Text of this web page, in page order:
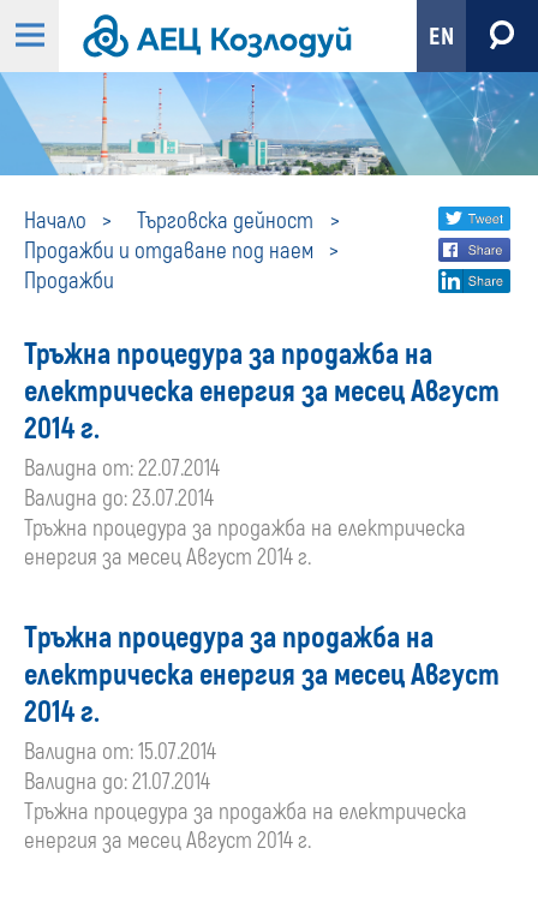
EN
Начало
Търговска дейност
Продажби и отдаване под наем
Продажби
ПродажбиShare
social
Тръжна процедура за продажба на
електрическа енергия за месец Август
2014 г.
Валидна от: 22.07.2014
Валидна до: 23.07.2014
Тръжна процедура за продажба на електрическа
енергия за месец Август 2014 г.
Tръжна процедура за продажба на
електрическа енергия за месец Август
2014 г.
Валидна от: 15.07.2014
Валидна до: 21.07.2014
Tръжна процедура за продажба на електрическа
енергия за месец Август 2014 г.